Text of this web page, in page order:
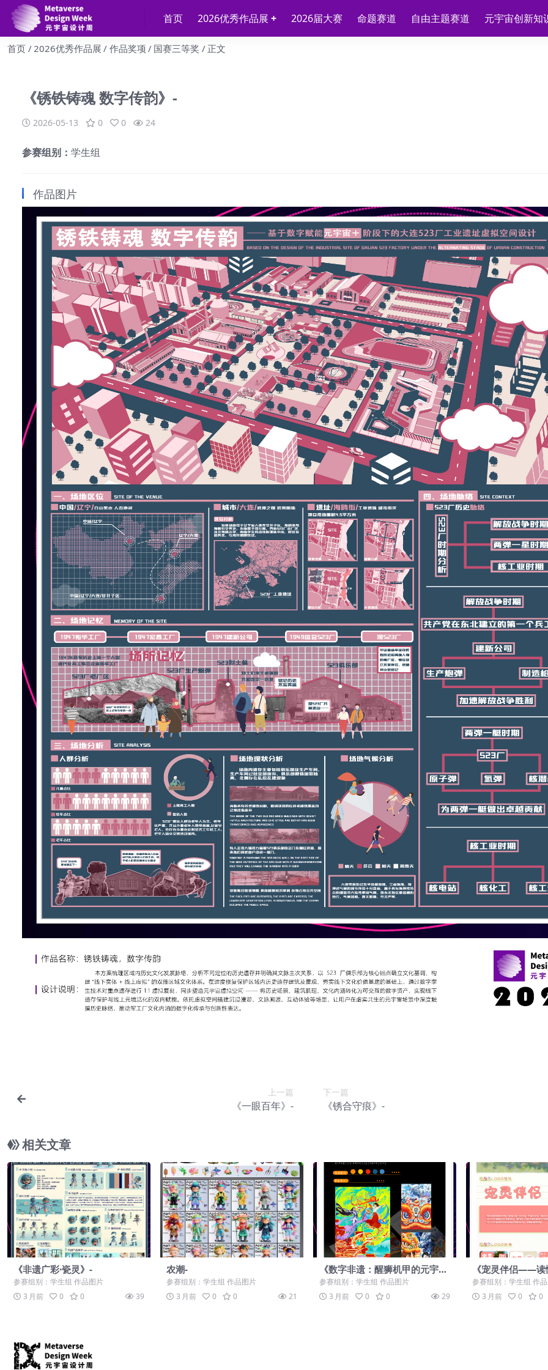
首页 2026优秀作品展 2026届大赛 命题赛道 自由主题赛道 元宇宙创新知
首页 2026优秀作品展 作品奖项 国赛三等奖 正文
《锈铁铸魂 数字传韵》-
2026-05-13 0 0 24
参赛组别： 学生组
作品图片
上一篇
《一眼百年》-
下一篇
《锈合守痕》-
相关文章
《非遗广彩·瓷灵》-
参赛组别：学生组 作品图片
3 月前
0 0 39
农潮-
参赛组别：学生组 作品图片
3 月前
0 0 21
《数字非遗：醒狮机甲的元宇宙
狂欢》-
参赛组别：学生组 作品图片
3 月前
0 0 29
《宠灵伴侣——读
摇尾》-
参赛组别：学生组 作
3 月前
0 0